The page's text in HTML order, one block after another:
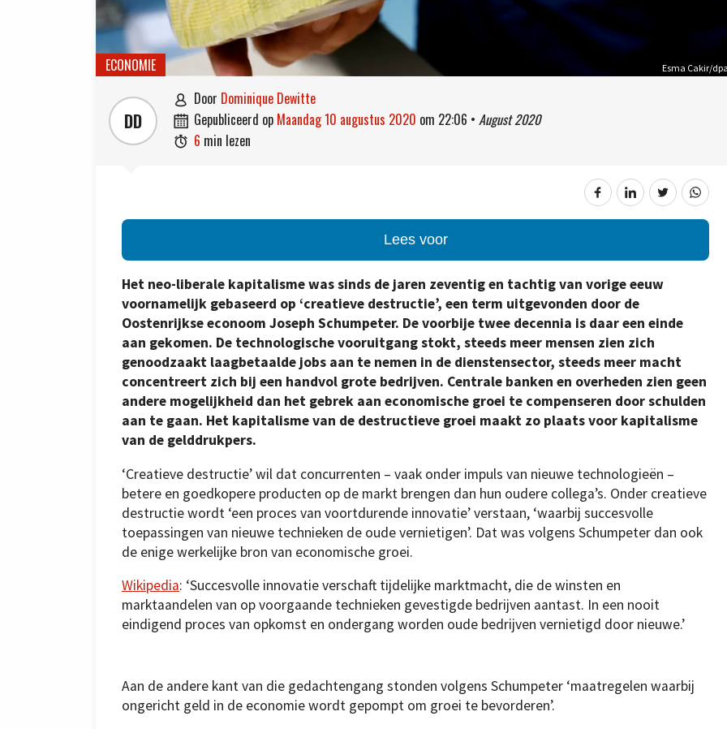
Esma Cakir/dpa
ECONOMIE
DD
 door Dominique Dewitte
 gepubliceerd op maandag 10 augustus 2020 om 22:06 • August 2020
 6 min lezen
Lees voor
Het neo-liberale kapitalisme was sinds de jaren zeventig en tachtig van vorige eeuw
voornamelijk gebaseerd op ‘creatieve destructie’, een term uitgevonden door de
Oostenrijkse econoom Joseph Schumpeter. De voorbije twee decennia is daar een einde
aan gekomen. De technologische vooruitgang stokt, steeds meer mensen zien zich
genoodzaakt laagbetaalde jobs aan te nemen in de dienstensector, steeds meer macht
concentreert zich bij een handvol grote bedrijven. Centrale banken en overheden zien geen
andere mogelijkheid dan het gebrek aan economische groei te compenseren door schulden
aan te gaan. Het kapitalisme van de destructieve groei maakt zo plaats voor kapitalisme
van de gelddrukpers.
‘Creatieve destructie’ wil dat concurrenten – vaak onder impuls van nieuwe technologieën –
betere en goedkopere producten op de markt brengen dan hun oudere collega’s. Onder creatieve
destructie wordt ‘een proces van voortdurende innovatie’ verstaan, ‘waarbij succesvolle
toepassingen van nieuwe technieken de oude vernietigen’. Dat was volgens Schumpeter dan ook
de enige werkelijke bron van economische groei.
Wikipedia: ‘Succesvolle innovatie verschaft tijdelijke marktmacht, die de winsten en
marktaandelen van op voorgaande technieken gevestigde bedrijven aantast. In een nooit
eindigend proces van opkomst en ondergang worden oude bedrijven vernietigd door nieuwe.’
Aan de andere kant van die gedachtengang stonden volgens Schumpeter ‘maatregelen waarbij
ongericht geld in de economie wordt gepompt om groei te bevorderen’.